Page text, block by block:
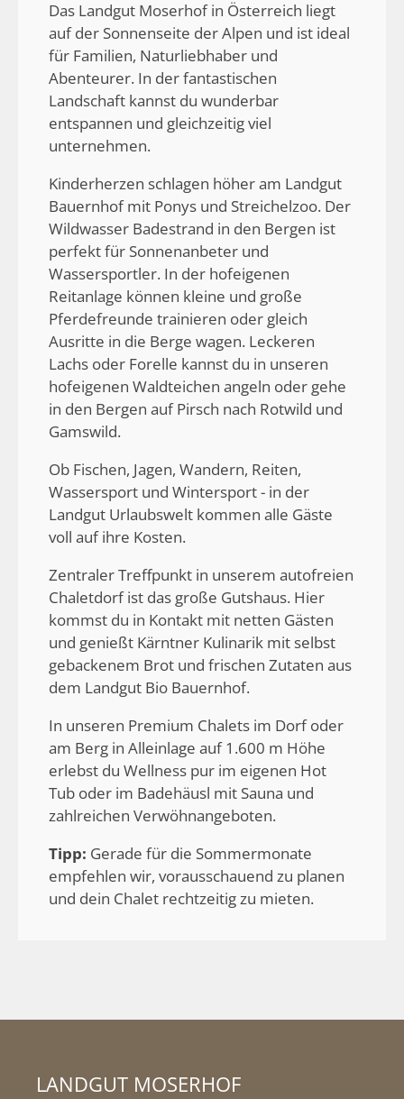
Das Landgut Moserhof in Österreich liegt
auf der Sonnenseite der Alpen und ist ideal
für Familien, Naturliebhaber und
Abenteurer. In der fantastischen
Landschaft kannst du wunderbar
entspannen und gleichzeitig viel
unternehmen.
Kinderherzen schlagen höher am Landgut
Bauernhof mit Ponys und Streichelzoo. Der
Wildwasser Badestrand in den Bergen ist
perfekt für Sonnenanbeter und
Wassersportler. In der hofeigenen
Reitanlage können kleine und große
Pferdefreunde trainieren oder gleich
Ausritte in die Berge wagen. Leckeren
Lachs oder Forelle kannst du in unseren
hofeigenen Waldteichen angeln oder gehe
in den Bergen auf Pirsch nach Rotwild und
Gamswild.
Ob Fischen, Jagen, Wandern, Reiten,
Wassersport und Wintersport - in der
Landgut Urlaubswelt kommen alle Gäste
voll auf ihre Kosten.
Zentraler Treffpunkt in unserem autofreien
Chaletdorf ist das große Gutshaus. Hier
kommst du in Kontakt mit netten Gästen
und genießt Kärntner Kulinarik mit selbst
gebackenem Brot und frischen Zutaten aus
dem Landgut Bio Bauernhof.
In unseren Premium Chalets im Dorf oder
am Berg in Alleinlage auf 1.600 m Höhe
erlebst du Wellness pur im eigenen Hot
Tub oder im Badehäusl mit Sauna und
zahlreichen Verwöhnangeboten.
Tipp: Gerade für die Sommermonate
empfehlen wir, vorausschauend zu planen
und dein Chalet rechtzeitig zu mieten.
LANDGUT MOSERHOF